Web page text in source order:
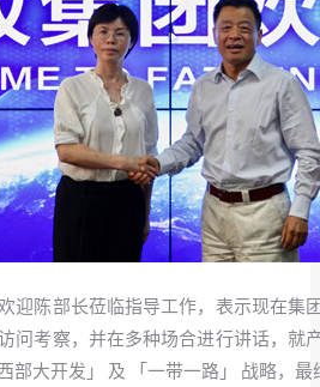
迎陈部长莅临指导工作，表示现在
问考察，并在多种场合进行讲话，
部大开发」 及 「一带一路」 战略，